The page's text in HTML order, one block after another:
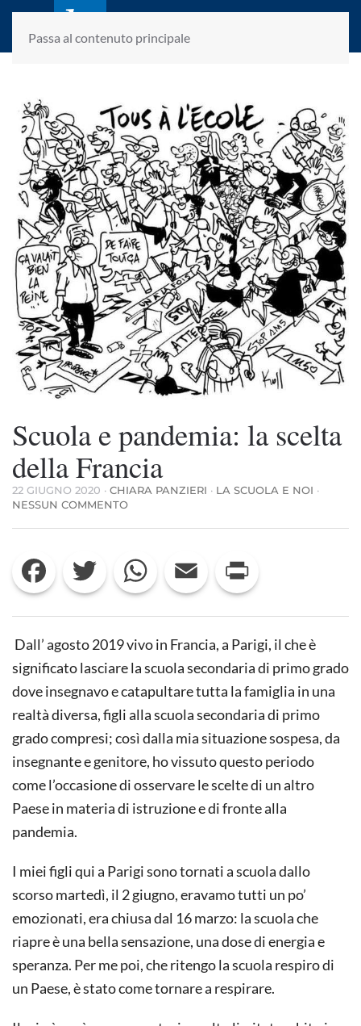
Passa al contenuto principale
laletteraturaenoi.it
fondato da Romano Luperini
Scuola e pandemia: la scelta
della Francia
22 GIUGNO 2020 · CHIARA PANZIERI · LA SCUOLA E NOI ·
NESSUN COMMENTOSU
E
LA
SCELTA
DELLA
Facebook Twitter WhatsApp Email
Dall’ agosto 2019 vivo in Francia, a Parigi, il che è
significato lasciare la scuola secondaria di primo grado
dove insegnavo e catapultare tutta la famiglia in una
realtà diversa, figli alla scuola secondaria di primo
grado compresi; così dalla mia situazione sospesa, da
insegnante e genitore, ho vissuto questo periodo
come l’occasione di osservare le scelte di un altro
Paese in materia di istruzione e di fronte alla
pandemia.
I miei figli qui a Parigi sono tornati a scuola dallo
scorso martedì, il 2 giugno, eravamo tutti un po’
emozionati, era chiusa dal 16 marzo: la scuola che
riapre è una bella sensazione, una dose di energia e
speranza. Per me poi, che ritengo la scuola respiro di
un Paese, è stato come tornare a respirare.